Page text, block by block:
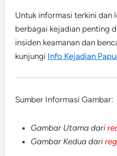
Untuk informasi terkini dan
berbagai kejadian penting
insiden keamanan dan
kunjungi Info Kejadian
Sumber Informasi Gambar:
Gambar Utama dari
Gambar Kedua dari